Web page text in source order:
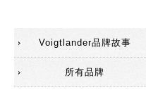
Voigtlander品牌故事
所有品牌